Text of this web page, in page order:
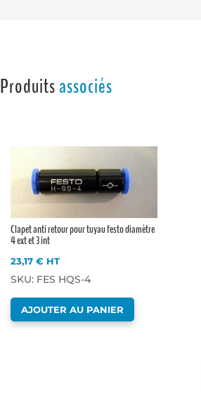
Produitsassociés
Clapet anti retour pour tuyau festo diamètre
4 ext et 3 int
23,17€ HT
SKU: FES HQS-4
AJOUTER AU PANIER